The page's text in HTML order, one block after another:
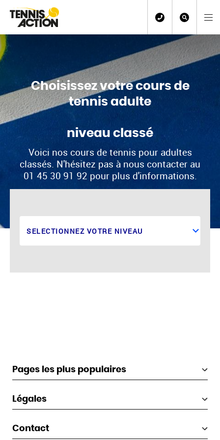
Choisissez votre cours de
tennis adulte
niveau classé
Voici nos cours de tennis pour adultes
classés. N'hésitez pas à nous contacter au
01 45 30 91 92 pour plus d'informations.
Pages les plus populaires
Légales
Contact